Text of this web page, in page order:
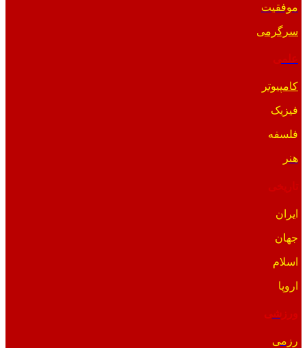
موفقیت
سرگرمی
کامپیوتر
فیزیک
فلسفه
هنر
ایران
جهان
اسلام
اروپا
ورزشی
رزمی